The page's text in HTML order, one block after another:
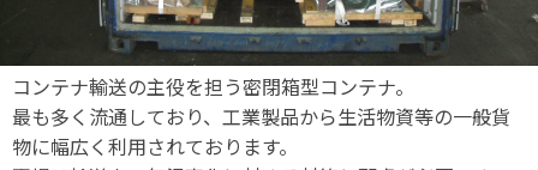
コンテナ輸送の主役を担う密閉箱型コンテナ。
最も多く流通しており、工業製品から生活物資等の一般貨
物に幅広く利用されております。